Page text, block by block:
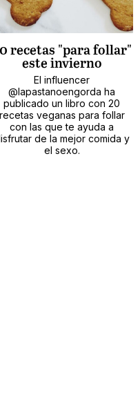
recetas "para follar"
este invierno
El influencer
@lapastanoengorda ha
publicado un libro con 20
recetas veganas para follar
con las que te ayuda a
de la mejor comida y
el sexo.